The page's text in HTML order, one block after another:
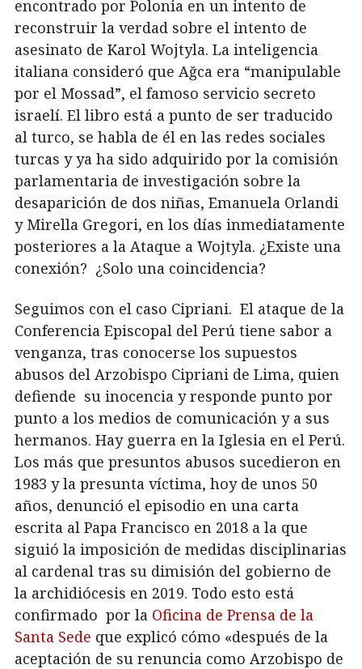
encontrado por Polonia en un intento de
reconstruir la verdad sobre el intento de
asesinato de Karol Wojtyla. La inteligencia
italiana consideró que Ağca era “manipulable
por el Mossad”, el famoso servicio secreto
israelí. El libro está a punto de ser traducido
al turco, se habla de él en las redes sociales
turcas y ya ha sido adquirido por la comisión
parlamentaria de investigación sobre la
desaparición de dos niñas, Emanuela Orlandi
y Mirella Gregori, en los días inmediatamente
posteriores a la Ataque a Wojtyla. ¿Existe una
conexión? ¿Solo una coincidencia?
Seguimos con el caso Cipriani. El ataque de la
Conferencia Episcopal del Perú tiene sabor a
venganza, tras conocerse los supuestos
abusos del Arzobispo Cipriani de Lima, quien
defiende su inocencia y responde punto por
punto a los medios de comunicación y a sus
hermanos. Hay guerra en la Iglesia en el Perú.
Los más que presuntos abusos sucedieron en
1983 y la presunta víctima, hoy de unos 50
años, denunció el episodio en una carta
escrita al Papa Francisco en 2018 a la que
siguió la imposición de medidas disciplinarias
al cardenal tras su dimisión del gobierno de
la archidiócesis en 2019. Todo esto está
confirmado por la Oficina de Prensa de la
Santa Sede que explicó cómo «después de la
aceptación de su renuncia como Arzobispo de